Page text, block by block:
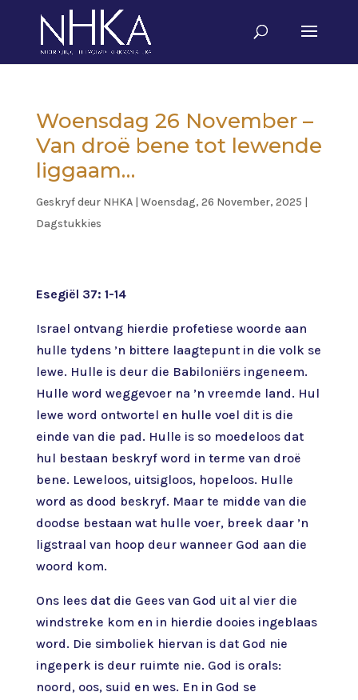
Woensdag 26 November –
Van droë bene tot lewende
liggaam…
Geskryf deur NHKA| Woensdag, 26 November, 2025 |
Dagstukkies
Esegiël 37: 1-14
Israel ontvang hierdie profetiese woorde aan
hulle tydens ’n bittere laagtepunt in die volk se
lewe. Hulle is deur die Babiloniërs ingeneem.
Hulle word weggevoer na ’n vreemde land. Hul
lewe word ontwortel en hulle voel dit is die
einde van die pad. Hulle is so moedeloos dat
hul bestaan beskryf word in terme van droë
bene. Leweloos, uitsigloos, hopeloos. Hulle
word as dood beskryf. Maar te midde van die
doodse bestaan wat hulle voer, breek daar ’n
ligstraal van hoop deur wanneer God aan die
woord kom.
Ons lees dat die Gees van God uit al vier die
windstreke kom en in hierdie dooies ingeblaas
word. Die simboliek hiervan is dat God nie
ingeperk is deur ruimte nie. God is orals:
noord, oos, suid en wes. En in God se